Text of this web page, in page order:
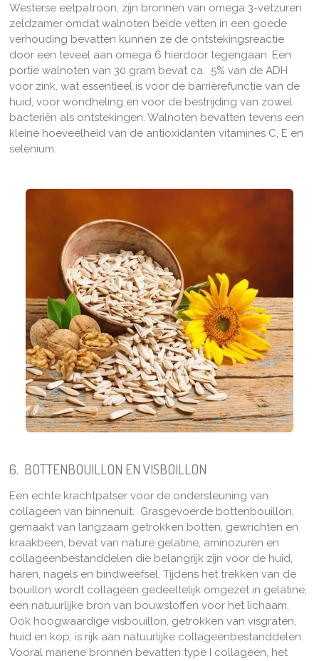
Westerse eetpatroon, zijn bronnen van omega 3-vetzuren
zeldzamer omdat walnoten beide vetten in een goede
verhouding bevatten kunnen ze de ontstekingsreactie
door een teveel aan omega 6 hierdoor tegengaan. Een
portie walnoten van 30 gram bevat ca. 5% van de ADH
voor zink, wat essentieel is voor de barrièrefunctie van de
huid, voor wondheling en voor de bestrijding van zowel
bacteriën als ontstekingen. Walnoten bevatten tevens een
kleine hoeveelheid van de antioxidanten vitamines C, E en
selenium.
6. BOTTENBOUILLON EN VISBOILLON
Een echte krachtpatser voor de ondersteuning van
collageen van binnenuit. Grasgevoerdebottenbouillon,
gemaakt van langzaam getrokken botten, gewrichten en
kraakbeen, bevat van nature gelatine, aminozuren en
collageenbestanddelen die belangrijk zijn voor de huid,
haren, nagels en bindweefsel. Tijdens het trekken van de
bouillon wordt collageen gedeeltelijk omgezet in gelatine,
een natuurlijke bron van bouwstoffen voor het lichaam.
Ook hoogwaardige visbouillon, getrokken van visgraten,
huid en kop, is rijk aan natuurlijke collageenbestanddelen.
Vooral mariene bronnen bevatten type I collageen, het